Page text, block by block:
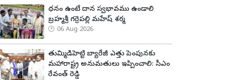
ధనం ఉంటే దాన స్వభావము ఉండాలి
బ్రహ్మశ్రీ గర్రెపల్లి మహేష్ శర్మ
06 Aug 2026
తుమ్మిడిహెట్టి బ్యారేజీ ఎత్తు పెంపునకు
మహారాష్ట్ర అనుమతులు ఇప్పించాలి: సీఎం
రేవంత్ రెడ్డి